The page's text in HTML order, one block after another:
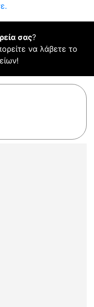
σας?
να λάβετε το